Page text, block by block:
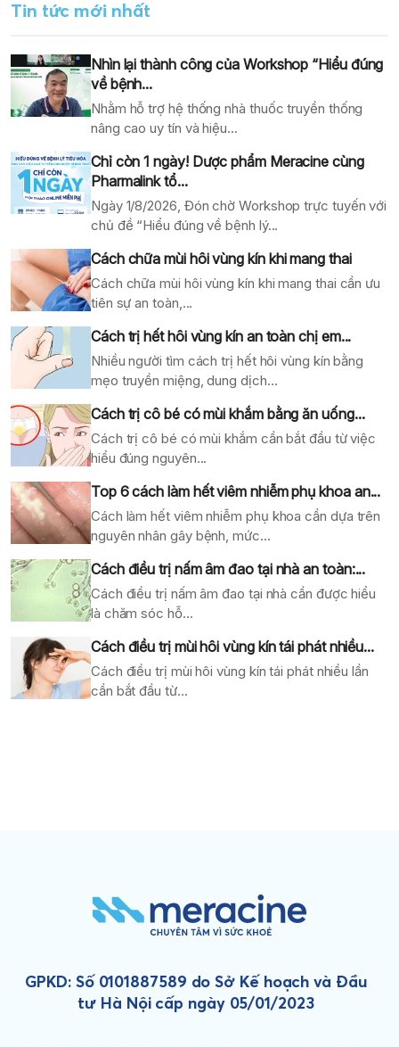
Tin tức mới nhất
Nhìn lại thành công của Workshop “Hiểu đúng
về bệnh...
Nhằm hỗ trợ hệ thống nhà thuốc truyền thống
nâng cao uy tín và hiệu...
Chỉ còn 1 ngày! Dược phẩm Meracine cùng
Pharmalink tổ...
Ngày 1/8/2026, Đón chờ Workshop trực tuyến với
chủ đề “Hiểu đúng về bệnh lý...
Cách chữa mùi hôi vùng kín khi mang thai
Cách chữa mùi hôi vùng kín khi mang thai cần ưu
tiên sự an toàn,...
Cách trị hết hôi vùng kín an toàn chị em...
Nhiều người tìm cách trị hết hôi vùng kín bằng
mẹo truyền miệng, dung dịch...
Cách trị cô bé có mùi khắm bằng ăn uống...
Cách trị cô bé có mùi khắm cần bắt đầu từ việc
hiểu đúng nguyên...
Top 6 cách làm hết viêm nhiễm phụ khoa an...
Cách làm hết viêm nhiễm phụ khoa cần dựa trên
nguyên nhân gây bệnh, mức...
Cách điều trị nấm âm đao tại nhà an toàn:...
Cách điều trị nấm âm đao tại nhà cần được hiểu
là chăm sóc hỗ...
Cách điều trị mùi hôi vùng kín tái phát nhiều...
Cách điều trị mùi hôi vùng kín tái phát nhiều lần
cần bắt đầu từ...
GPKD: Số 0101887589 do Sở Kế hoạch và Đầu
tư Hà Nội cấp ngày 05/01/2023